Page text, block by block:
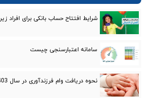
شرایط افتتاح حساب بانکی برای افراد زیر 18 سال
سامانه اعتبارسنجی چیست
نحوه دریافت وام فرزندآوری در سال 1403